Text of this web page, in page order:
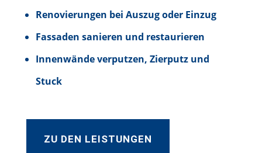
Renovierungen bei Auszug oder Einzug
Fassaden sanieren und restaurieren
Innenwände verputzen, Zierputz und
Stuck
ZU DEN LEISTUNGEN